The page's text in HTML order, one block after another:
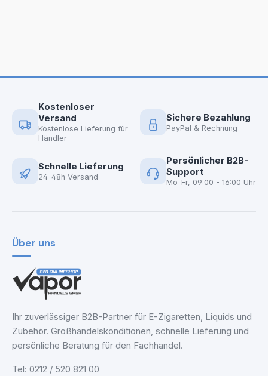
Kostenloser
Versand
Kostenlose Lieferung für
Händler
Sichere Bezahlung
PayPal & Rechnung
Schnelle Lieferung
24–48h Versand
Persönlicher B2B-
Support
Mo-Fr, 09:00 - 16:00 Uhr
Über uns
Ihr zuverlässiger B2B-Partner für E-Zigaretten, Liquids und
Zubehör. Großhandelskonditionen, schnelle Lieferung und
persönliche Beratung für den Fachhandel.
Tel: 0212 / 520 821 00